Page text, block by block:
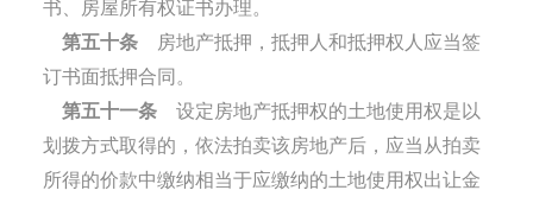
书、房屋所有权证书办理。
第五十条房地产抵押，抵押人和抵押权人应当签
订书面抵押合同。
第五十一条设定房地产抵押权的土地使用权是以
划拨方式取得的，依法拍卖该房地产后，应当从拍卖
所得的价款中缴纳相当于应缴纳的土地使用权出让金